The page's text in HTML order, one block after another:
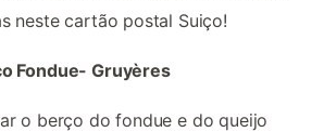
neste cartão postal Suiço!
Fondue- Gruyères
o berço do fondue e do queijo